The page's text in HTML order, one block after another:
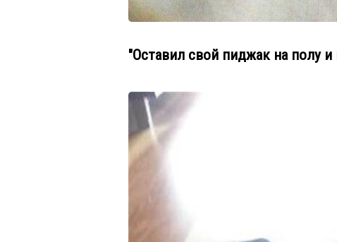
"Оставил свой пиджак на полу